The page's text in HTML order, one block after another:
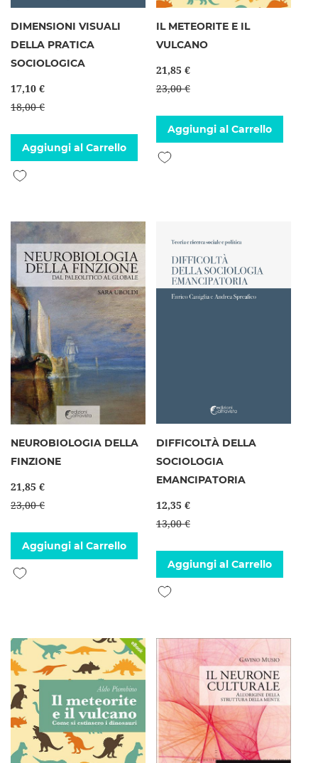
DIMENSIONI VISUALI
DELLA PRATICA
SOCIOLOGICA
17,10 €
18,00 €
Aggiungi al Carrello
Aggiungi alla lista desideri
IL METEORITE E IL
VULCANO
21,85 €
23,00 €
Aggiungi al Carrello
Aggiungi alla lista desideri
NEUROBIOLOGIA DELLA
FINZIONE
21,85 €
23,00 €
Aggiungi al Carrello
Aggiungi alla lista desideri
DIFFICOLTÀ DELLA
SOCIOLOGIA
EMANCIPATORIA
12,35 €
13,00 €
Aggiungi al Carrello
Aggiungi alla lista desideri